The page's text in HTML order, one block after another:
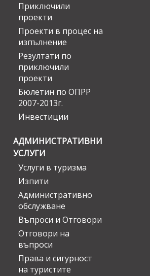
Приключили
проекти
Проекти в процес на
изпълнение
Резултати по
приключили
проекти
Бюлетин по ОПРР
2007-2013г.
Инвестиции
АДМИНИСТРАТИВНИ
УСЛУГИ
Услуги в туризма
Изпити
Административно
обслужване
Въпроси и Отговори
Отговори на
въпроси
Права и сигурност
на туристите